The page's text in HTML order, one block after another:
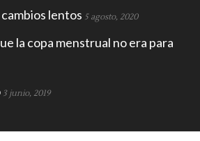
lentos 5 agosto, 2020
la copa menstrual no era para
3 junio, 2019